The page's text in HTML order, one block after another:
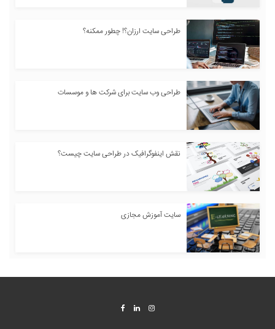
طراحی سایت ارزان؟! چطور ممکنه؟
طراحی وب سایت برای شرکت ها و موسسات
نقش اینفوگرافیک در طراحی سایت چیست؟
سایت آموزش مجازی